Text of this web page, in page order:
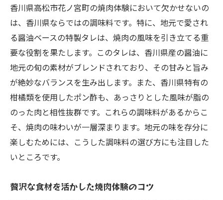
香川県高松市花ノ宮町の焼肉体験において欠かせないの
は、香川県ならではの調味料です。特に、地元で愛され
る醤油ベースの特製タレは、焼肉の風味を引き立てる重
要な役割を果たします。このタレは、香川県産の醤油に
地元の旬の素材がブレンドされており、その甘みと旨み
が絶妙なバランスを生み出します。また、香川県特有の
柑橘類を使用したポン酢も、あっさりとした風味が脂の
のった肉と相性抜群です。これらの調味料があるからこ
そ、焼肉の味わいが一層深まります。地元の味を存分に
楽しむためには、こうした調味料の選び方にも注目した
いところです。
贅沢な食材を活かした焼肉体験のコツ